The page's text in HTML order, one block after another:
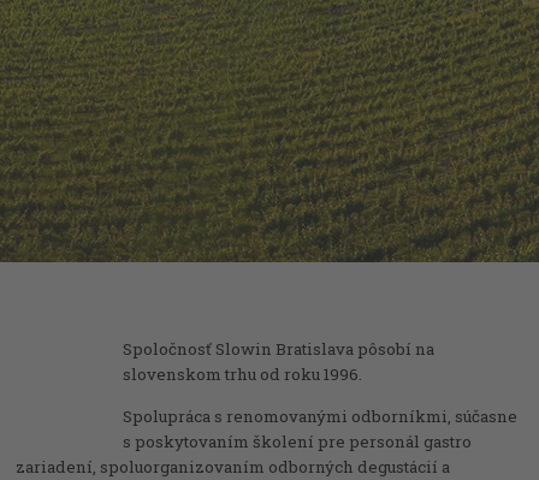
Spoločnosť Slowin Bratislava pôsobí na
slovenskom trhu od roku 1996.
Spolupráca s renomovanými odborníkmi, súčasne
s poskytovaním školení pre personál gastro
zariadení, spoluorganizovaním odborných degustácií a